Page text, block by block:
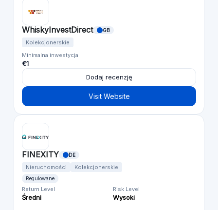
WhiskyInvestDirect GB
Kolekcjonerskie
Minimalna inwestycja
€1
Dodaj recenzję
Visit Website
FINEXITY DE
Nieruchomości Kolekcjonerskie
Regulowane
Return Level
Średni
Risk Level
Wysoki